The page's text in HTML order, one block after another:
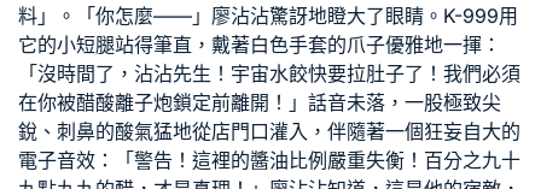
料」。「你怎麼——」廖沾沾驚訝地瞪大了眼睛。K-999用
它的小短腿站得筆直，戴著白色手套的爪子優雅地一揮：
「沒時間了，沾沾先生！宇宙水餃快要拉肚子了！我們必須
在你被醋酸離子炮鎖定前離開！」話音未落，一股極致尖
銳、刺鼻的酸氣猛地從店門口灌入，伴隨著一個狂妄自大的
電子音效：「警告！這裡的醬油比例嚴重失衡！百分之九十